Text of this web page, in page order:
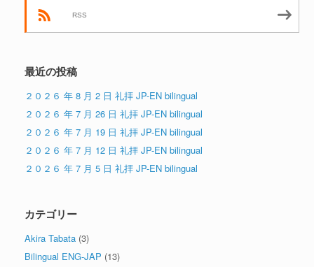
RSS
最近の投稿
２０２６ 年 8 月 2 日 礼拝 JP-EN bilingual
２０２６ 年 7 月 26 日 礼拝 JP-EN bilingual
２０２６ 年 7 月 19 日 礼拝 JP-EN bilingual
２０２６ 年 7 月 12 日 礼拝 JP-EN bilingual
２０２６ 年 7 月 5 日 礼拝 JP-EN bilingual
カテゴリー
Akira Tabata (3)
Bilingual ENG-JAP (13)